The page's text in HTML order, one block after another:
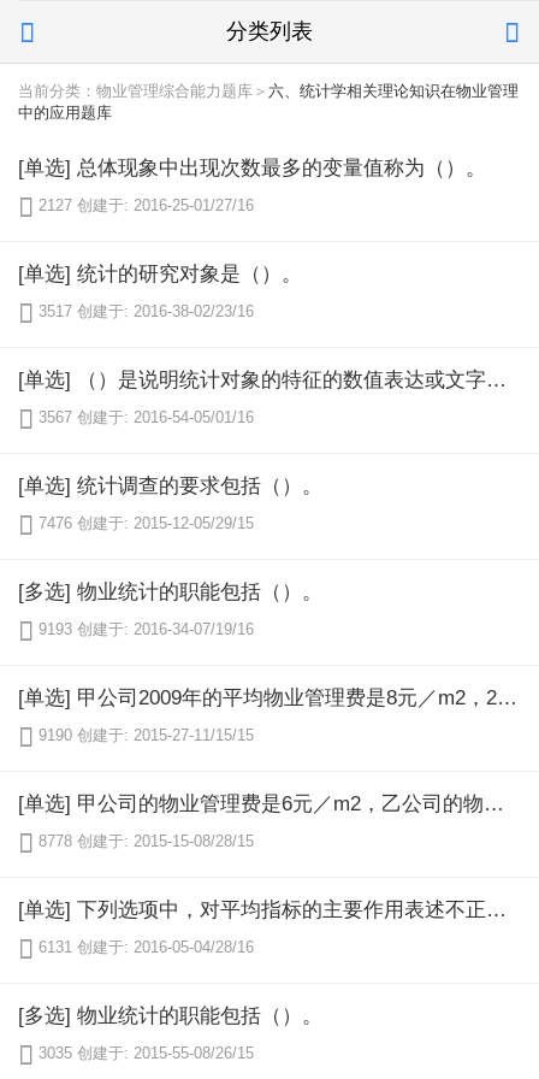
 分类列表 
当前分类：物业管理综合能力题库＞ 六、统计学相关理论知识在物业管理
中的应用题库
[单选] 总体现象中出现次数最多的变量值称为（）。
 2127 创建于: 2016-25-01/27/16
[单选] 统计的研究对象是（）。
 3517 创建于: 2016-38-02/23/16
[单选] （）是说明统计对象的特征的数值表达或文字表达。用数值表达，又称为指标。
 3567 创建于: 2016-54-05/01/16
[单选] 统计调查的要求包括（）。
 7476 创建于: 2015-12-05/29/15
[多选] 物业统计的职能包括（）。
 9193 创建于: 2016-34-07/19/16
[单选] 甲公司2009年的平均物业管理费是8元／m2，2008年的平均物业管理费事5元／m2，甲公司2009年的报价是相对于2008年报价的1.6倍，所表现的相对指标的种类是（）。
 9190 创建于: 2015-27-11/15/15
[单选] 甲公司的物业管理费是6元／m2，乙公司的物业管理费是3元／m2，即甲公司是乙公司报价的2倍，所表现的相对指标的种类是（）。
 8778 创建于: 2015-15-08/28/15
[单选] 下列选项中，对平均指标的主要作用表述不正确的是（）。
 6131 创建于: 2016-05-04/28/16
[多选] 物业统计的职能包括（）。
 3035 创建于: 2015-55-08/26/15